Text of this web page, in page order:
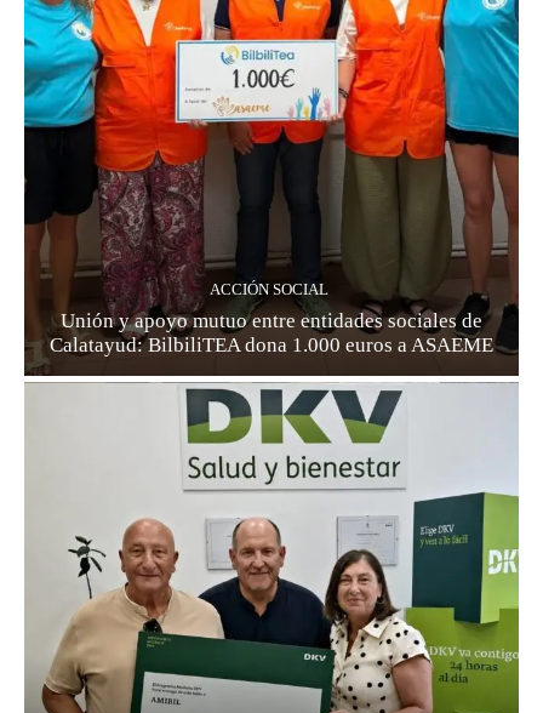
ACCIÓN SOCIAL
Unión y apoyo mutuo entre entidades sociales de
Calatayud: BilbiliTEA dona 1.000 euros a ASAEME